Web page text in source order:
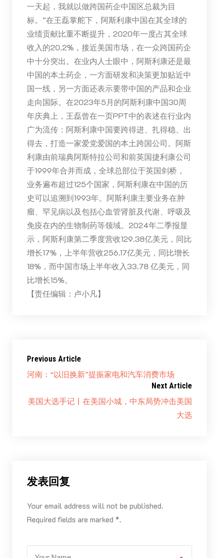
一天起，我就以做跨国药企中国区总裁为目
标。”在王磊掌舵下，阿斯利康中国在其全球的
业绩贡献比重不断提升，2020年一度占其全球
收入的20.2%，接近美国市场，在一众跨国药企
中十分突出。在业内人士眼中，阿斯利康还是最
中国的本土药企，一方面研发和决策更加贴近中
国一线，另一方面还表示要带中国的产品和企业
走向国际。在2023年5月的阿斯利康中国30周
年庆典上，王磊曾在一页PPT中的表述在行业内
广为流传：阿斯利康中国要跨得进、扎得稳、出
得去，打造一家爱党爱国的本土跨国公司。阿斯
利康由前瑞典阿斯特拉公司和前英国捷利康公司
于1999年合并而成，全球总部位于英国剑桥，
业务遍布超过125个国家，阿斯利康在中国的历
史可以追溯到1993年。阿斯利康主要业务在肿
瘤、罕见病以及包括心血管肾脏及代谢、呼吸及
免疫在内的生物制药等领域。2024年二季报显
示，阿斯利康第二季度营收129.38亿美元，同比
增长17%，上半年营收256.17亿美元，同比增长
18%，而中国市场上半年收入33.78 亿美元，同
比增长15%。
【责任编辑：卢小凡】
Previous Article
河南：“以旧换新”提振家电和汽车消费市场
Next Article
美国大选手记丨在美国小城，中东局势冲击美国
大选
发表回复
Your email address will not be published.
Required fields are marked *.